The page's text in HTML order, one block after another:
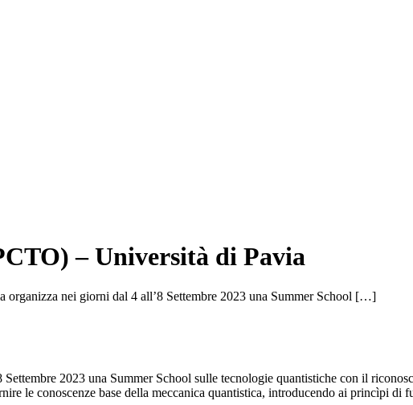
– Università di Pavia
nei giorni dal 4 all’8 Settembre 2023 una Summer School […]
2023 una Summer School sulle tecnologie quantistiche con il
le conoscenze base della meccanica quantistica, introducendo ai princìpi di